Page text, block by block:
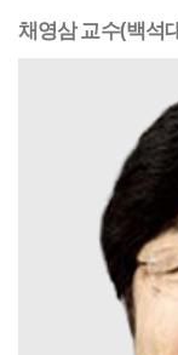
채영삼 교수(백석